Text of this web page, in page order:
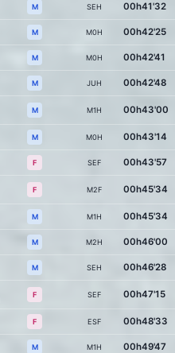
M SEH 00h41'32
M M0H 00h42'25
M M0H 00h42'41
M JUH 00h42'48
M M1H 00h43'00
M M0H 00h43'14
F SEF 00h43'57
F M2F 00h45'34
M M1H 00h45'34
M M2H 00h46'00
M SEH 00h46'28
F SEF 00h47'15
F ESF 00h48'33
M M1H 00h49'47